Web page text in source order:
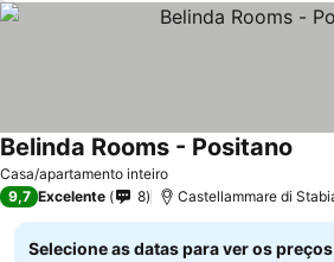
Casa/apartamento inteiro
Belinda Rooms - Positano
9,7 Excelente 8
Selecione as datas para ver os preços